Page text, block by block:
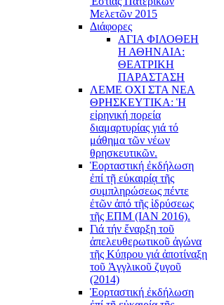
Μελετῶν 2015
Διάφορες
ΑΓΙΑ ΦΙΛΟΘΕΗ
Η ΑΘΗΝΑΙΑ:
ΘΕΑΤΡΙΚΗ
ΠΑΡΑΣΤΑΣΗ
ΛΕΜΕ ΟΧΙ ΣΤΑ ΝΕΑ
ΘΡΗΣΚΕΥΤΙΚΑ: Ἡ
εἰρηνική πορεία
διαμαρτυρίας γιά τό
μάθημα τῶν νέων
θρησκευτικῶν.
Ἑορταστική ἐκδήλωση
ἐπί τῇ εὐκαιρίᾳ τῆς
συμπληρώσεως πέντε
ἐτῶν ἀπό τῆς ἱδρύσεως
τῆς ΕΠΜ (ΙΑΝ 2016).
Γιά τήν ἔναρξη τοῦ
ἀπελευθερωτικοῦ ἀγώνα
τῆς Κύπρου γιά ἀποτίναξη
τοῦ Ἀγγλικοῦ ζυγοῦ
(2014)
Ἑορταστική ἐκδήλωση